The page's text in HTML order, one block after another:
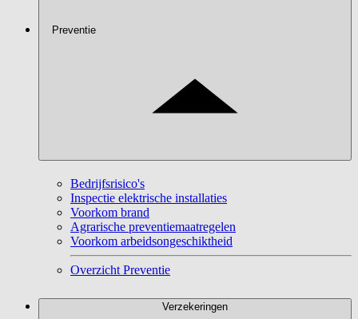
Preventie
Bedrijfsrisico's
Inspectie elektrische installaties
Voorkom brand
Agrarische preventiemaatregelen
Voorkom arbeidsongeschiktheid
Overzicht Preventie
Verzekeringen